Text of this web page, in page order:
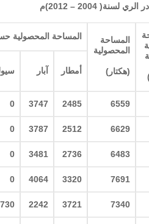
الري لسنة( 2004 – 2012) م
المساحة
المحصولية
(هكتار)
المساحة المحصولية
أمطار آبار
6559
2485
3747
0
6629
2512
3787
0
6483
2736
3481
0
7691
3320
4064
0
7340
3721
2242
730